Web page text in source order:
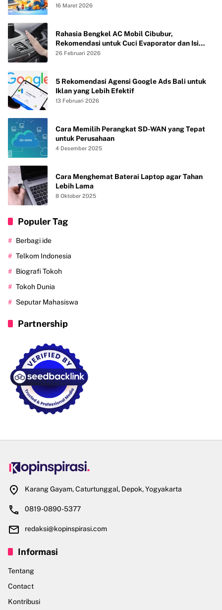
16 Maret 2026
Rahasia Bengkel AC Mobil Cibubur,
Rekomendasi untuk Cuci Evaporator dan Isi
Freon agar AC Mobil Dingin Maksimal Tanpa
26 Februari 2026
5 Rekomendasi Agensi Google Ads Bali untuk
Iklan yang Lebih Efektif
13 Februari 2026
Cara Memilih Perangkat SD-WAN yang Tepat
untuk Perusahaan
4 Desember 2025
Cara Menghemat Baterai Laptop agar Tahan
Lebih Lama
8 Oktober 2025
Populer Tag
Berbagi ide
Telkom Indonesia
Biografi Tokoh
Tokoh Dunia
Seputar Mahasiswa
Partnership
Karang Gayam, Caturtunggal, Depok, Yogyakarta
0819-0890-5377
redaksi@kopinspirasi.com
Informasi
Tentang
Contact
Kontribusi